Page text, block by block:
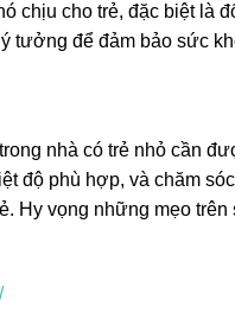
chịu cho trẻ, đặc biệt là
tưởng để đảm bảo sức
nhà có trẻ nhỏ cần
độ phù hợp, và chăm
Hy vọng những mẹo